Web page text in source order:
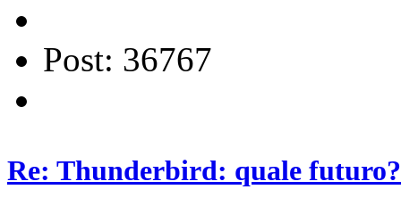
Post: 36767
Re: Thunderbird: quale futuro?